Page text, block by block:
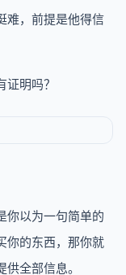
难，前提是他得信
明吗？
你以为一句简单的
你的东西，那你就
全部信息。